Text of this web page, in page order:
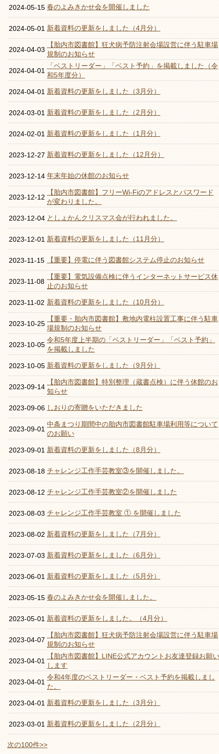
2024-05-15 春のよみきかせ会を開催しました
2024-05-01 新着資料の更新をしました（4月分）
2024-04-03
【胎内市図書館】狂犬病予防注射会場設営に伴う駐車場
規制のお知らせ
2024-04-01
「ベストリーダー」「ベスト予約」を掲載しました（令
和5年度分）
2024-04-01 新着資料の更新をしました（3月分）
2024-03-01 新着資料の更新をしました（2月分）
2024-02-01 新着資料の更新をしました（1月分）
2023-12-27 新着資料の更新をしました（12月分）
2023-12-14 年末年始の休館のお知らせ
2023-12-12
【胎内市図書館】フリーWi‐Fiのアドレスとパスワード
が変わりました。
2023-12-04 としょかんクリスマス会が行われました。
2023-12-01 新着資料の更新をしました（11月分）
2023-11-15 【重要】停電に伴う図書館システム停止のお知らせ
2023-11-08
【重要】電気設備点検に伴うインターネットサービス休
止のお知らせ
2023-11-02 新着資料の更新をしました（10月分）
2023-10-25
【重要・胎内市図書館】敷地内電柱設置工事に伴う駐車
場規制のお知らせ
2023-10-05
令和5年度上半期の「ベストリーダー」「ベスト予約」
を掲載しました
2023-10-05 新着資料の更新をしました（9月分）
2023-09-14
【胎内市図書館】特別整理（蔵書点検）に伴う休館のお
知らせ
2023-09-06 しおりの寄贈をいただきました
2023-09-01
中条まつり期間中の胎内市図書館駐車場利用等について
のお願い
2023-09-01 新着資料の更新をしました（8月分）
2023-08-18 チャレンジ工作手芸教室③を開催しました。
2023-08-12 チャレンジ工作手芸教室②を開催しました
2023-08-03 チャレンジ工作手芸教室 ① を開催しました
2023-08-02 新着資料の更新をしました（7月分）
2023-07-03 新着資料の更新をしました（6月分）
2023-06-01 新着資料の更新をしました（5月分）
2023-05-15 春のよみきかせ会を開催しました。
2023-05-01 新着資料の更新をしました。（4月分）
2023-04-07
【胎内市図書館】狂犬病予防注射会場設営に伴う駐車場
規制のお知らせ
2023-04-01
【胎内市図書館】LINE公式アカウントお友達登録お願い
します
2023-04-01
令和4年度のベストリーダー・ベスト予約を掲載しまし
た。
2023-04-01 新着資料の更新をしました（3月分）
2023-03-01 新着資料の更新をしました（2月分）
次の100件>>